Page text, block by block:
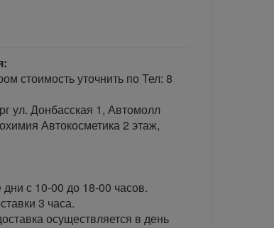
стоимость уточнить по Тел: 8
ул. Донбасская 1, Автомолл
Автокосметика 2 этаж,
с 10-00 до 18-00 часов.
3 часа.
осуществляется в день